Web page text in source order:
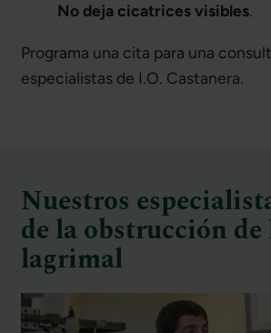
No deja cicatrices visibles.
Programa una cita para una
especialistas de I.O. Castanera.
Nuestros
de la obstrucción de
lagrimal